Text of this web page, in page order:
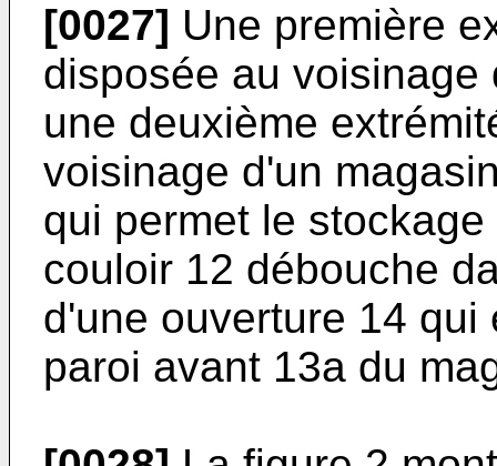
[0027] Une première
disposée au
une deuxième
voisinage d'un
qui permet le
couloir 12 débouche
d'une ouverture 14
paroi avant 13a du